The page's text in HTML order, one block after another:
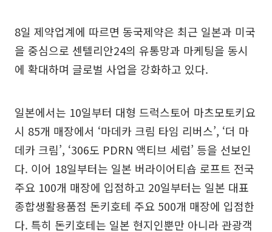
8일 제약업계에 따르면 동국제약은 최근 일본과 미국
을 중심으로 센텔리안24의 유통망과 마케팅을 동시
에 확대하며 글로벌 사업을 강화하고 있다.
일본에서는 10일부터 대형 드럭스토어 마츠모토키요
시 85개 매장에서 ‘마데카 크림 타임 리버스’, ‘더 마
데카 크림’, ‘306도 PDRN 액티브 세럼’ 등을 선보인
다. 이어 18일부터는 일본 버라이어티숍 로프트 전국
주요 100개 매장에 입점하고 20일부터는 일본 대표
종합생활용품점 돈키호테 주요 500개 매장에 입점한
다. 특히 돈키호테는 일본 현지인뿐만 아니라 관광객